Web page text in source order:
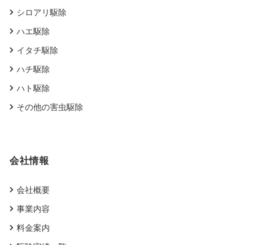
シロアリ駆除
ハエ駆除
イタチ駆除
ハチ駆除
ハト駆除
その他の害虫駆除
会社情報
会社概要
事業内容
料金案内